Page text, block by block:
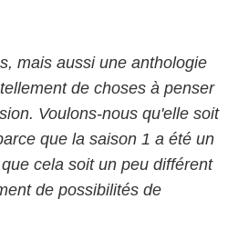
mais aussi une anthologie
de choses à penser
Voulons-nous qu'elle soit
que la saison 1 a été un
cela soit un peu différent
de possibilités de